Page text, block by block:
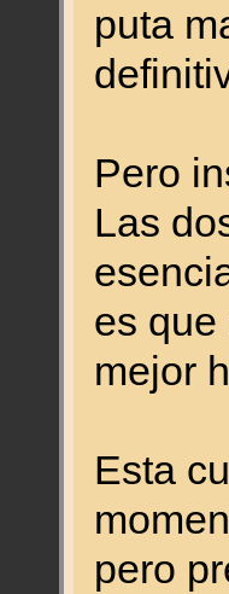
puta
Pero
Las
es que
mejor
Esta
pero